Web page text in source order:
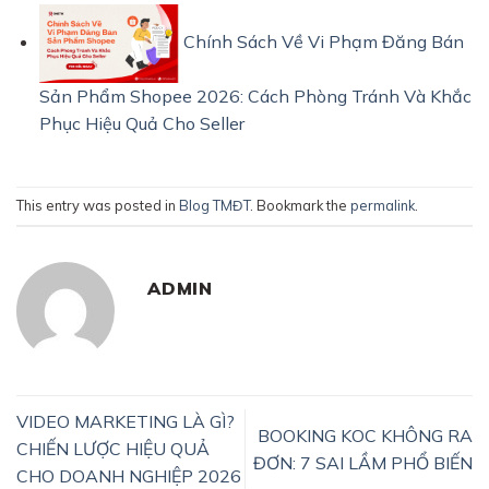
Chính Sách Về Vi Phạm Đăng Bán
Sản Phẩm Shopee 2026: Cách Phòng Tránh Và Khắc
Phục Hiệu Quả Cho Seller
This entry was posted in Blog TMĐT. Bookmark the permalink.
ADMIN
VIDEO MARKETING LÀ GÌ?
CHIẾN LƯỢC HIỆU QUẢ
CHO DOANH NGHIỆP 2026
BOOKING KOC KHÔNG RA
ĐƠN: 7 SAI LẦM PHỔ BIẾN